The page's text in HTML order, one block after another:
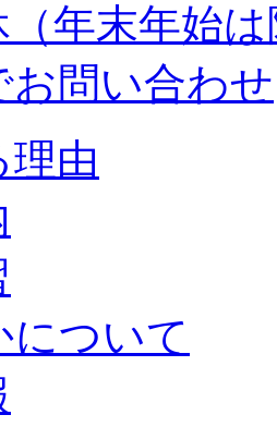
年末年始
お問い合わせ
理由
について